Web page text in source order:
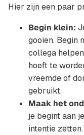
Hier zijn een paar
Begin klein:
gooien. Begin
collega
hoeft te
vreemde of
gebruikt.
Maak het
je begint aan
intentie